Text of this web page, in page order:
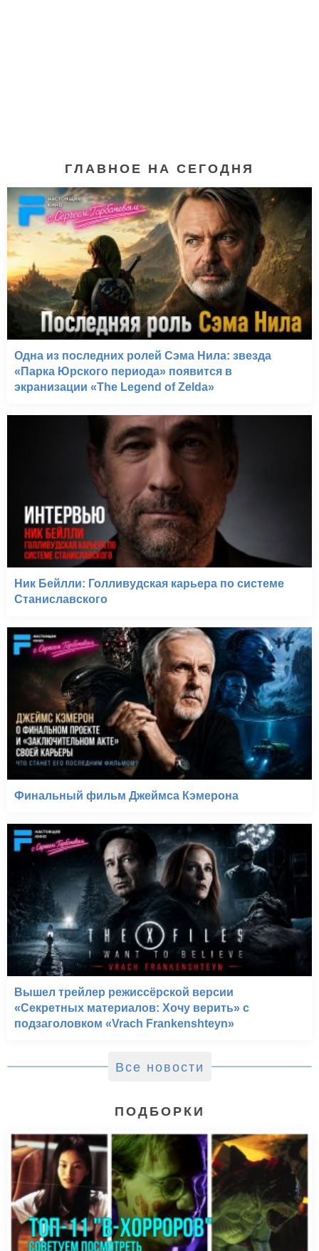
Игра (1997)
Джуманджи (1996-1999)
ГЛАВНОЕ НА СЕГОДНЯ
Одна из последних ролей Сэма Нила: звезда
«Парка Юрского периода» появится в
экранизации «The Legend of Zelda»
Ник Бейлли: Голливудская карьера по системе
Станиславского
Финальный фильм Джеймса Кэмерона
Вышел трейлер режиссёрской версии
«Секретных материалов: Хочу верить» с
подзаголовком «Vrach Frankenshteyn»
Все новости
ПОДБОРКИ